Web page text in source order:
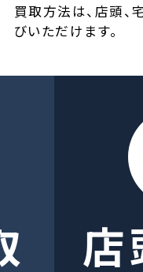
買取方法は、店頭、
びいただけます。
店